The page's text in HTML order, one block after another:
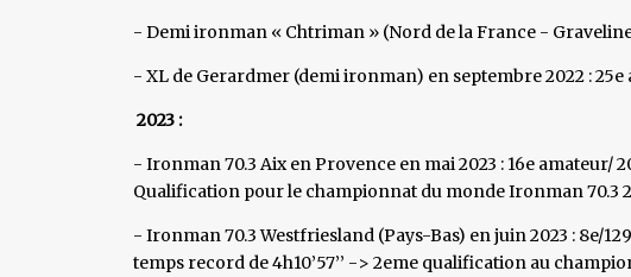
- Demi ironman « Chtriman » (Nord de la France -
- XL de Gerardmer (demi ironman) en septembre 2022 : 25e
2023 :
- Ironman 70.3 Aix en Provence en mai 2023 : 16e amateur/
Qualification pour le championnat du monde Ironman 70.3
- Ironman 70.3 Westfriesland (Pays-Bas) en juin 2023 : 8e/
temps record de 4h10’57’’ -> 2eme qualification au